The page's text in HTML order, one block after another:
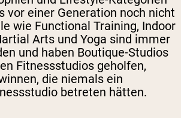
vor einer Generation noch nicht
wie Functional Training, Indoor
Arts und Yoga sind immer
und haben Boutique-Studios
Fitnessstudios geholfen,
die niemals ein
betreten hätten.